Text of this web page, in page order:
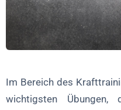
2. Abstieg
3. Aufstieg
Variationen von Curl Bar
Muskelgruppen, auf die
Im Bereich des
wichtigsten Übungen,